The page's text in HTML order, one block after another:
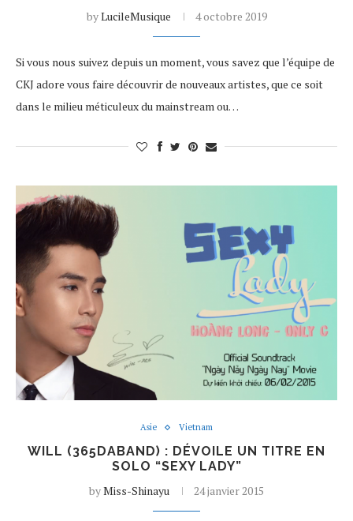
byLucileMusique 4 octobre 2019
Si vous nous suivez depuis un moment, vous savez que l’équipe de
CKJ adore vous faire découvrir de nouveaux artistes, que ce soit
dans le milieu méticuleux du mainstream ou…
Asie Vietnam
WILL (365DABAND) : DÉVOILE UN TITRE EN
SOLO “SEXY LADY”
byMiss-Shinayu 24 janvier 2015